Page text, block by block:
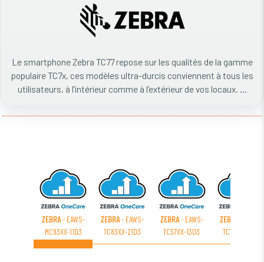
Le smartphone Zebra TC77 repose sur les qualités de la gamme
populaire TC7x, ces modèles ultra-durcis conviennent à tous les
utilisateurs, à l’intérieur comme à l’extérieur de vos locaux. ...
ZEBRA- EAWS-
MC93XX-11D3
ZEBRA- EAWS-
TC83XX-21D3
ZEBRA- EAWS-
TC57XX-13D3
ZEBRA
TC72XX-21D3